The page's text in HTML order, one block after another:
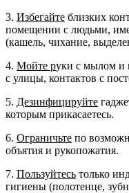
3. Избегайте близких
помещении с людьми,
(кашель, чихание,
4. Мойте руки с мылом и
с улицы, контактов с
5. Дезинфицируйте
которым прикасаетесь.
6. Ограничьте по
объятия и рукопожатия.
7. Пользуйтесь только
гигиены (полотенце,